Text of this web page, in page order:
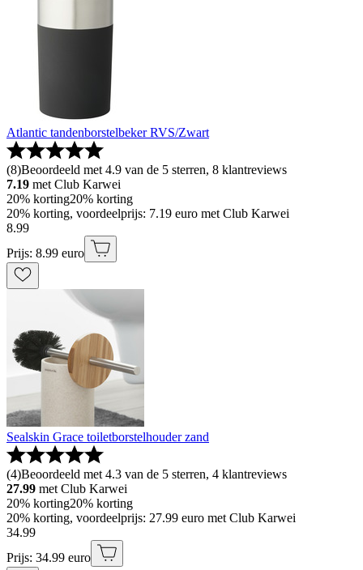
Atlantic tandenborstelbeker RVS/Zwart
(8)Beoordeeld met 4.9 van de 5 sterren, 8 klantreviews
7.19 met Club Karwei
20% korting20% korting
20% korting, voordeelprijs: 7.19 euro met Club Karwei
8.99
Prijs: 8.99 euro
Sealskin Grace toiletborstelhouder zand
(4)Beoordeeld met 4.3 van de 5 sterren, 4 klantreviews
27.99 met Club Karwei
20% korting20% korting
20% korting, voordeelprijs: 27.99 euro met Club Karwei
34.99
Prijs: 34.99 euro